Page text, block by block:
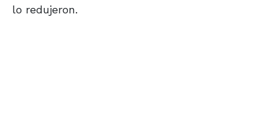
lo redujeron.